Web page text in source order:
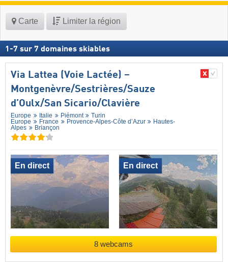
Carte Limiter la région
1 -7 sur 7 domaines skiables
Via Lattea (Voie Lactée) –
Montgenèvre/​Sestrières/​Sauze
d’Oulx/​San Sicario/​Clavière
Europe Italie Piémont
Turin
Europe
France Provence-Alpes-Côte d’Azur
Hautes-
Alpes
Briançon
En direct En direct
8 webcams